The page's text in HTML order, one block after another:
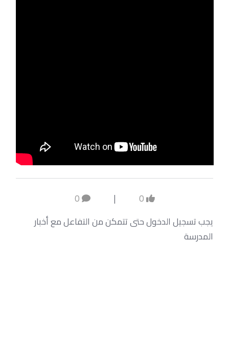
0
|
0
يجب تسجيل الدخول حتى تتمكن من التفاعل مع أخبار
المدرسة